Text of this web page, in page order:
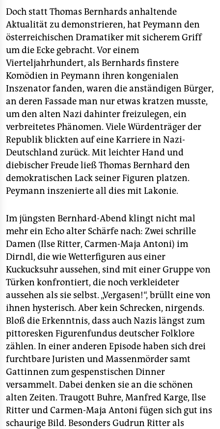
Doch statt Thomas Bernhards anhaltende
Aktualität zu demonstrieren, hat Peymann den
österreichischen Dramatiker mit sicherem Griff
um die Ecke gebracht. Vor einem
Vierteljahrhundert, als Bernhards finstere
Komödien in Peymann ihren kongenialen
Inszenator fanden, waren die anständigen Bürger,
an deren Fassade man nur etwas kratzen musste,
um den alten Nazi dahinter freizulegen, ein
verbreitetes Phänomen. Viele Würdenträger der
Republik blickten auf eine Karriere in Nazi-
Deutschland zurück. Mit leichter Hand und
diebischer Freude ließ Thomas Bernhard den
demokratischen Lack seiner Figuren platzen.
Peymann inszenierte all dies mit Lakonie.
Im jüngsten Bernhard-Abend klingt nicht mal
mehr ein Echo alter Schärfe nach: Zwei schrille
Damen (Ilse Ritter, Carmen-Maja Antoni) im
Dirndl, die wie Wetterfiguren aus einer
Kuckucksuhr aussehen, sind mit einer Gruppe von
Türken konfrontiert, die noch verkleideter
aussehen als sie selbst. „Vergasen!“, brüllt eine von
ihnen hysterisch. Aber kein Schrecken, nirgends.
Bloß die Erkenntnis, dass auch Nazis längst zum
pittoresken Figurenfundus deutscher Folklore
zählen. In einer anderen Episode haben sich drei
furchtbare Juristen und Massenmörder samt
Gattinnen zum gespenstischen Dinner
versammelt. Dabei denken sie an die schönen
alten Zeiten. Traugott Buhre, Manfred Karge, Ilse
Ritter und Carmen-Maja Antoni fügen sich gut ins
schaurige Bild. Besonders Gudrun Ritter als